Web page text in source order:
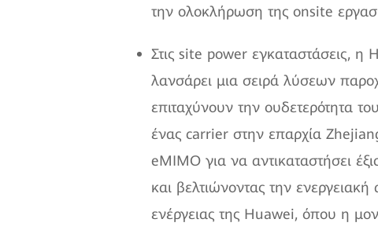
την ολοκλήρωση της onsite
Στις site power εγκαταστάσεις, η
λανσάρει μια σειρά λύσεων
επιταχύνουν την ουδετερότητα
ένας carrier στην επαρχία
eMIMO για να αντικαταστήσει
και βελτιώνοντας την
ενέργειας της Huawei, όπου η